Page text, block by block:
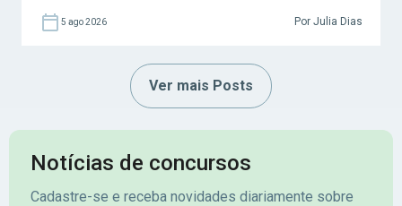
5 ago 2026 Por Julia Dias
Ver mais Posts
Notícias de concursos
Cadastre-se e receba novidades diariamente sobre